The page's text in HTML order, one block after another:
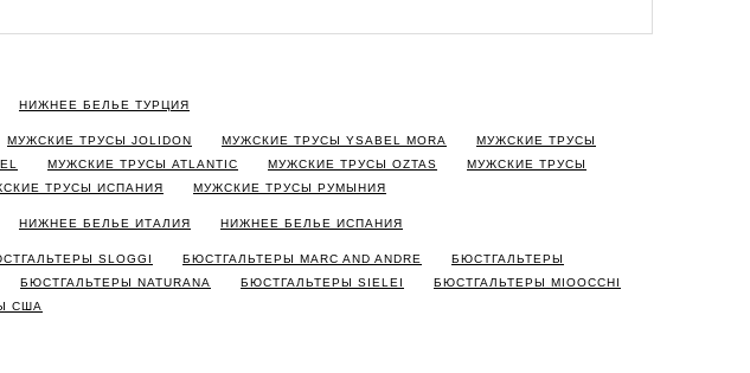
НИЖНЕЕ БЕЛЬЕ ТУРЦИЯ
МУЖСКИЕ ТРУСЫ JOLIDON МУЖСКИЕ ТРУСЫ YSABEL MORA
МУЖСКИЕ ТРУСЫ
МУЖСКИЕ ТРУСЫ ATLANTIC МУЖСКИЕ ТРУСЫ OZTAS
МУЖСКИЕ ТРУСЫ
ТРУСЫ ИСПАНИЯ МУЖСКИЕ ТРУСЫ РУМЫНИЯ
НИЖНЕЕ БЕЛЬЕ ИТАЛИЯ НИЖНЕЕ БЕЛЬЕ ИСПАНИЯ
SLOGGI БЮСТГАЛЬТЕРЫ MARC AND ANDRE
БЮСТГАЛЬТЕРЫ
БЮСТГАЛЬТЕРЫ NATURANA БЮСТГАЛЬТЕРЫ SIELEI
БЮСТГАЛЬТЕРЫ MIOOCCHI
США